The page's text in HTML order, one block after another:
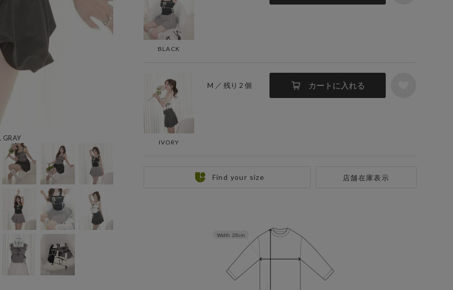
BLACK
IVORY
M ／ 残り 2 個 カートに入れる
店舗在庫表示
Find your size
Width 26cm